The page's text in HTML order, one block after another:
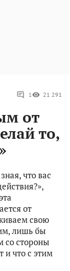
1 21 291
от
то,
что вас
от
свою
лишь бы
со стороны
что с этим